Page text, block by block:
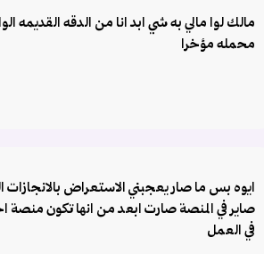
مالك لوا مالي به شي ابد انا من الدقه القديمه
محمله مؤخرا
ايوه بس ما صار يعجبني الاستعراض بالانجازات
صاير في المنصة صارت ابعد من انها تكون منصة
في العمل